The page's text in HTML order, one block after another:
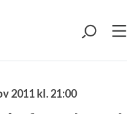
2011 kl. 21:00